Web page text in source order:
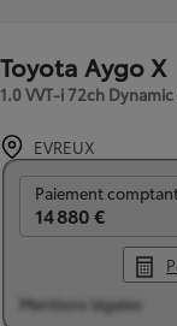
Toyota Aygo X
1.0 VVT-i 72ch Dynamic
EVREUX
Paiement
14 880 €
Mentions légales